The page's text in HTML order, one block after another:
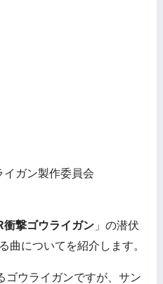
ガン製作委員会
衝撃ゴウライガン 」の潜伏
曲についてを紹介します。
ゴウライガンですが、サン